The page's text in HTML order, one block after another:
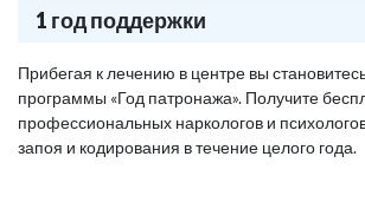
1 год поддержки
Прибегая к лечению в центре вы
программы «Год патронажа». Получите
профессиональных наркологов и
запоя и кодирования в течение целого года.